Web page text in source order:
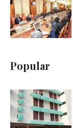
Popular